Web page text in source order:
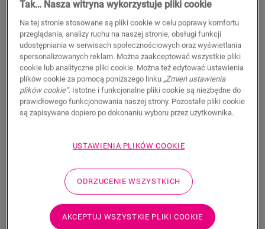
11,50
Sugerowana cena brutto
WYSZUKAJ
Właściwości produktu
dopasowana do koloru podłogi. Listwa przypodłogowa może
być również przydatna jako wykończenie w połączeniu z
Aby uzyskać wodoszczelne wykończenie, można połączyć ją z
paskami piankowymi Foamstrip, Hydrokit i Hydrostrip. Listwa
Tak… Nasza witryna wykorzystuje pliki cookie
Na tej stronie stosowane są pliki cookie w celu poprawy komfortu
przeglądania, analizy ruchu na naszej stronie, obsługi funkcji
udostępniania w serwisach społecznościowych oraz wyświetlania
spersonalizowanych reklam. Można zaakceptować wszystkie pliki
cookie lub analityczne pliki cookie. Można też edytować ustawienia
plików cookie za pomocą poniższego linku „Zmień ustawienia
plików cookie”. Istotne i funkcjonalne pliki cookie są niezbędne do
prawidłowego funkcjonowania naszej strony. Pozostałe pliki cookie
są zapisywane dopiero po dokonaniu wyboru przez użytkownika.
USTAWIENIA PLIKÓW COOKIE
ODRZUCENIE WSZYSTKICH
AKCEPTUJ WSZYSTKIE PLIKI COOKIE